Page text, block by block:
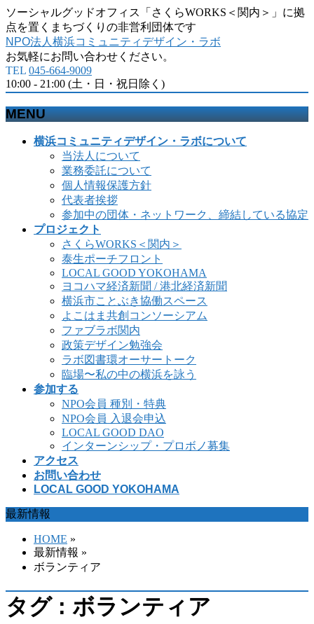
ソーシャルグッドオフィス「さくらWORKS＜関内＞」に拠
点を置くまちづくりの非営利団体です
NPO法人横浜コミュニティデザイン・ラボ
お気軽にお問い合わせください。
TEL 045-664-9009
10:00 - 21:00 (土・日・祝日除く)
MENU
横浜コミュニティデザイン・ラボについて
当法人について
業務委託について
個人情報保護方針
代表者挨拶
参加中の団体・ネットワーク、締結している協定
プロジェクト
さくらWORKS＜関内＞
泰生ポーチフロント
LOCAL GOOD YOKOHAMA
ヨコハマ経済新聞 / 港北経済新聞
横浜市ことぶき協働スペース
よこはま共創コンソーシアム
ファブラボ関内
政策デザイン勉強会
ラボ図書環オーサートーク
臨場〜私の中の横浜を詠う
参加する
NPO会員 種別・特典
NPO会員 入退会申込
LOCAL GOOD DAO
インターンシップ・プロボノ募集
アクセス
お問い合わせ
LOCAL GOOD YOKOHAMA
最新情報
HOME »
最新情報 »
ボランティア
タグ : ボランティア